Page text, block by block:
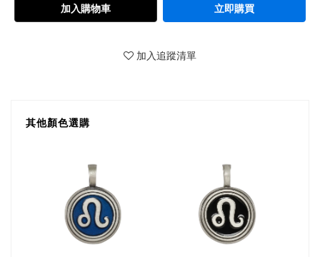
加入購物車 立即購買
加入追蹤清單
其他顏色選購